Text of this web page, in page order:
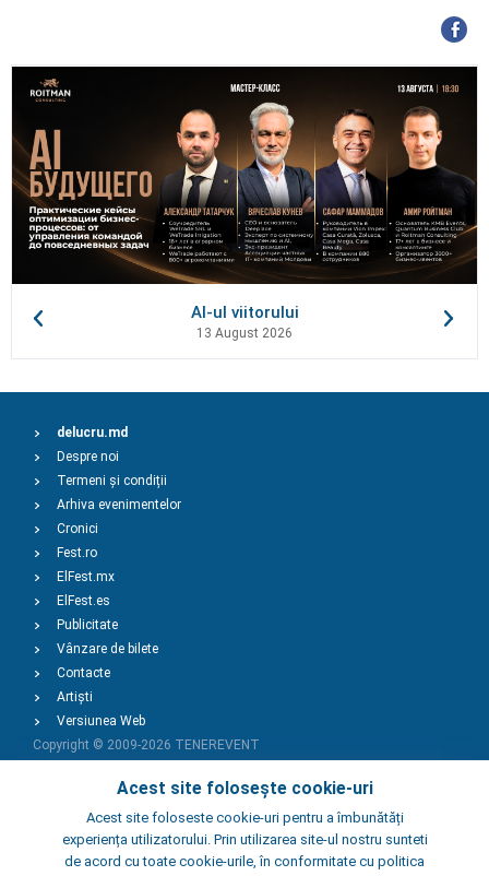
AI-ul viitorului
13 August 2026
Acest site folosește cookie-uri
Acest site foloseste cookie-uri pentru a îmbunătăți
experiența utilizatorului. Prin utilizarea site-ul nostru sunteti
de acord cu toate cookie-urile, în conformitate cu politica
delucru.md
Despre noi
Termeni și condiții
Arhiva evenimentelor
Cronici
Fest.ro
ElFest.mx
ElFest.es
Publicitate
Vânzare de bilete
Contacte
Artiști
Versiunea Web
Copyright © 2009-2026 TENEREVENT
Adaugă Eveniment